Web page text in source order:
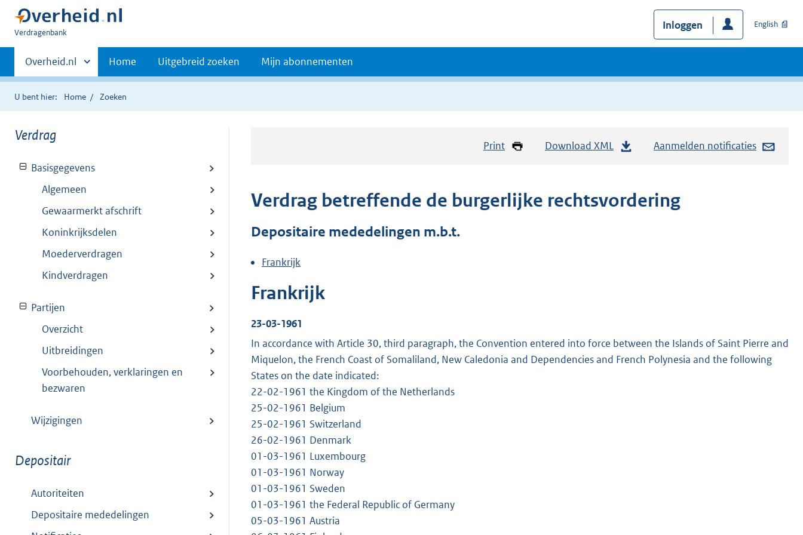
U
hier:
Verdragenbank
Inloggen English
Primaire
navigatie
Andere
sites
binnen
Overheid.nl Home Uitgebreid zoeken Mijn abonnementen
U bent hier: Home Zoeken
Verdrag
Basisgegevens
Algemeen
Gewaarmerkt afschrift
Koninkrijksdelen
Moederverdragen
Kindverdragen
Partijen
Overzicht
Uitbreidingen
Voorbehouden, verklaringen en
bezwaren
Wijzigingen
Depositair
Autoriteiten
Depositaire mededelingen
Print Download XML Aanmelden notificaties
Verdrag betreffende de burgerlijke rechtsvordering
Depositaire mededelingen m.b.t.
Frankrijk
Frankrijk
23-03-1961
In accordance with Article 30, third paragraph, the Convention entered into force between the Islands of Saint Pierre and
Miquelon, the French Coast of Somaliland, New Caledonia and Dependencies and French Polynesia and the following
States on the date indicated:
22-02-1961 the Kingdom of the Netherlands
25-02-1961 Belgium
25-02-1961 Switzerland
26-02-1961 Denmark
01-03-1961 Luxembourg
01-03-1961 Norway
01-03-1961 Sweden
01-03-1961 the Federal Republic of Germany
05-03-1961 Austria